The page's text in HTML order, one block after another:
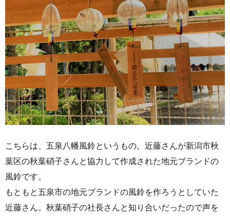
こちらは、五泉八幡風鈴というもの。近藤さんが新潟市秋
葉区の秋葉硝子さんと協力して作成された地元ブランドの
風鈴です。
もともと五泉市の地元ブランドの風鈴を作ろうとしていた
近藤さん。秋葉硝子の社長さんと知り合いだったので声を